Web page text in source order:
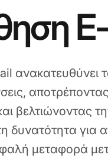
ανακατευθύνει
βελτιώνοντας
δυνατότητα για
μεταφορά